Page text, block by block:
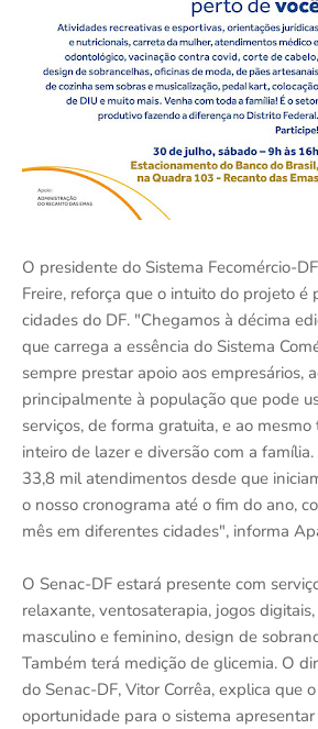
O presidente do Sistema Fecomércio-
Freire, reforça que o intuito do projeto é
cidades do DF. "Chegamos à décima
que carrega a essência do Sistema
sempre prestar apoio aos empresários,
principalmente à população que pode
serviços, de forma gratuita, e ao
inteiro de lazer e diversão com a
33,8 mil atendimentos desde que
o nosso cronograma até o fim do ano,
mês em diferentes cidades", informa
O Senac-DF estará presente com
relaxante, ventosaterapia, jogos
masculino e feminino, design de
Também terá medição de glicemia. O
do Senac-DF, Vitor Corrêa, explica que
oportunidade para o sistema apresentar